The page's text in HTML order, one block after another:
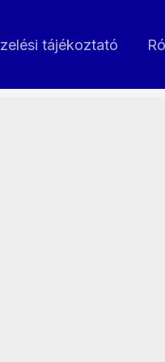
tájékoztató